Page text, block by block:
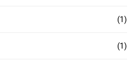
(1)
(1)